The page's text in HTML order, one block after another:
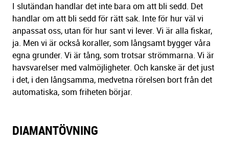
I slutändan handlar det inte bara om att bli sedd. Det
handlar om att bli sedd för rätt sak. Inte för hur väl vi
anpassat oss, utan för hur sant vi lever. Vi är alla fiskar,
ja. Men vi är också koraller, som långsamt bygger våra
egna grunder. Vi är tång, som trotsar strömmarna. Vi är
havsvarelser med valmöjligheter. Och kanske är det just
i det, i den långsamma, medvetna rörelsen bort från det
automatiska, som friheten börjar.
DIAMANTÖVNING